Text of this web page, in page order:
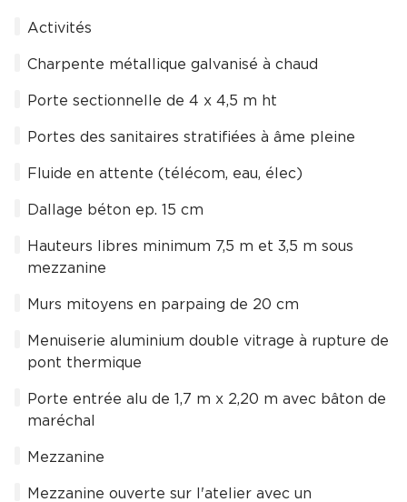
Activités
Charpente métallique galvanisé à chaud
Porte sectionnelle de 4 x 4,5 m ht
Portes des sanitaires stratifiées à âme pleine
Fluide en attente (télécom, eau, élec)
Dallage béton ep. 15 cm
Hauteurs libres minimum 7,5 m et 3,5 m sous
mezzanine
Murs mitoyens en parpaing de 20 cm
Menuiserie aluminium double vitrage à rupture de
pont thermique
Porte entrée alu de 1,7 m x 2,20 m avec bâton de
maréchal
Mezzanine
Mezzanine ouverte sur l'atelier avec un